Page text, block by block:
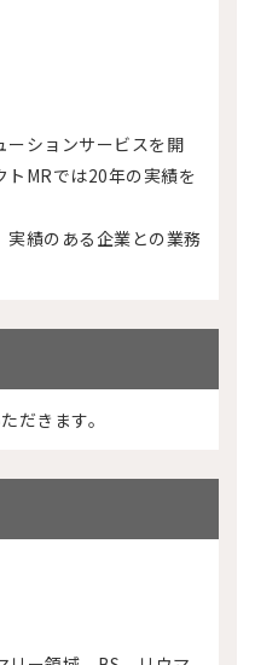
ーションサービスを開
トMRでは20年の実績を
実績のある企業との業務
だきます。